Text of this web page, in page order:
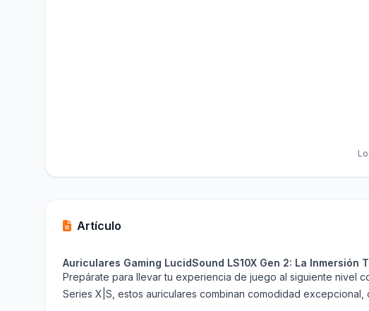
Artículo
Auriculares Gaming LucidSound LS10X Gen 2: La Inmersión
Prepárate para llevar tu experiencia de juego al siguiente nivel
Series X|S, estos auriculares combinan comodidad